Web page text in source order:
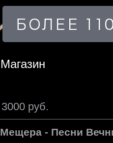
Магазин
3000 руб.
Мещера - Песни